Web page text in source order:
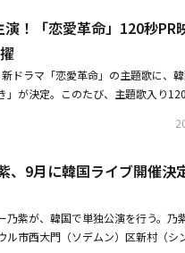
でもある渋谷は、まさに聖地のよ
もんじゃ焼きが人気です。東京に
て日本人にとっては馴染み深い食べ
もありますしおすすめです。――逆に
てください。イム・ソウォン：最
ァベギ」というものがあるんです
、「ずっと聴いていたい！」と思う
まっている楽曲なので、ぜひたく
は、メンバーそれぞれの声や個性
に撮影した様々なチャレンジや、
かと注目を集めている。現在、ど
に明かされていない。ただ、UNIS
別な愛情を表してきた。彼女たち
Cover）」のコンテンツをはじ
ステージを披露した。さらに、ナ
カバー映像も公開され、グローバ
層高まっている。最近、UNISは4月
閲覧できます。
！「恋愛革命」120秒
ドラマ「恋愛革命」の主題歌に、
が決定。このたび、主題歌入り
身パク・ジフン、THE BOYZのヨン
主題歌が決定！ 「高校生でキスを
って」というキャッチ―な歌詞で始
SNSを中心にヒットしており、
総再生回数19億回を記録した「全
ック部門を受賞。今年9月には、
、9月に韓国ライブ開催
紫が、韓国で単独公演を行う。乃
市西大門（ソデムン）区新村（シ